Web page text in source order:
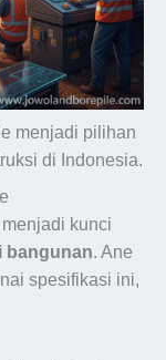
menjadi pilihan
di Indonesia.
kunci
bangunan. Ane
spesifikasi ini,